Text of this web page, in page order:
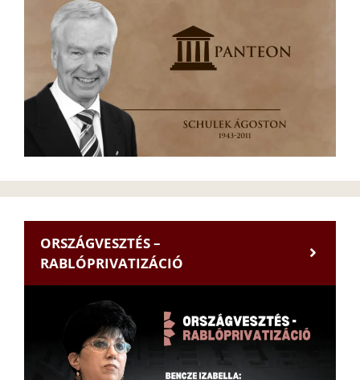
ORSZÁGVESZTÉS –
RABLÓPRIVATIZÁCIÓ